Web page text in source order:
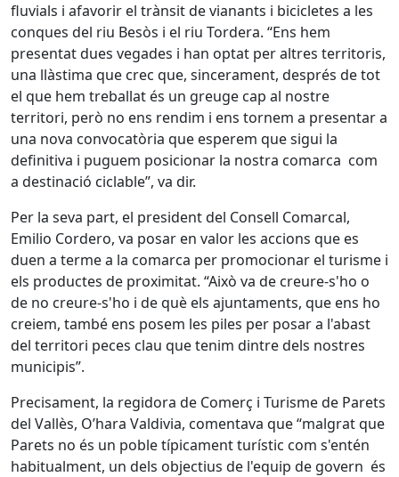
fluvials i afavorir el trànsit de vianants i bicicletes a les
conques del riu Besòs i el riu Tordera. “Ens hem
presentat dues vegades i han optat per altres territoris,
una llàstima que crec que, sincerament, després de tot
el que hem treballat és un greuge cap al nostre
territori, però no ens rendim i ens tornem a presentar a
una nova convocatòria que esperem que sigui la
definitiva i puguem posicionar la nostra comarca com
a destinació ciclable”, va dir.
Per la seva part, el president del Consell Comarcal,
Emilio Cordero, va posar en valor les accions que es
duen a terme a la comarca per promocionar el turisme i
els productes de proximitat. “Això va de creure-s'ho o
de no creure-s'ho i de què els ajuntaments, que ens ho
creiem, també ens posem les piles per posar a l'abast
del territori peces clau que tenim dintre dels nostres
municipis”.
Precisament, la regidora de Comerç i Turisme de Parets
del Vallès, O’hara Valdivia, comentava que “malgrat que
Parets no és un poble típicament turístic com s'entén
habitualment, un dels objectius de l'equip de govern és